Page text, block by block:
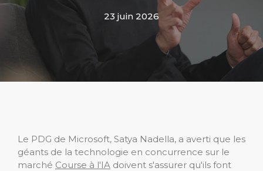
23 juin 2026
Le PDG de Microsoft, Satya Nadella, a averti que les
géants de la technologie en concurrence sur le
marché Course à l'IA doivent s'assurer qu'ils font